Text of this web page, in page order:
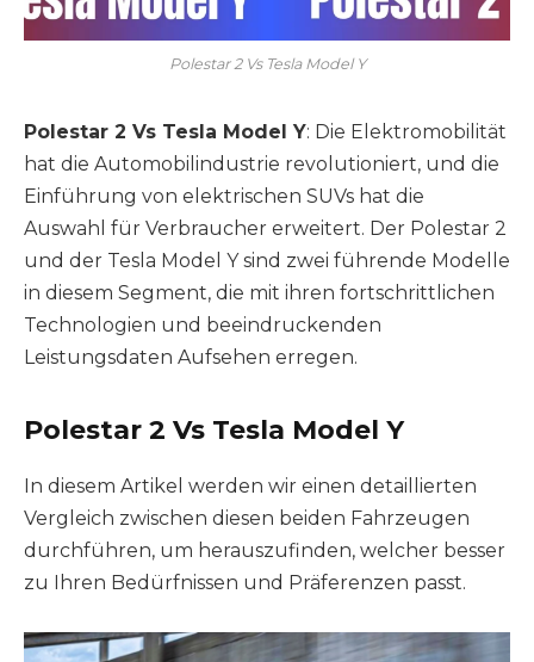
Polestar 2 Vs Tesla Model Y
Polestar 2 Vs Tesla Model Y: Die Elektromobilität
hat die Automobilindustrie revolutioniert, und die
Einführung von elektrischen SUVs hat die
Auswahl für Verbraucher erweitert. Der Polestar 2
und der Tesla Model Y sind zwei führende Modelle
in diesem Segment, die mit ihren fortschrittlichen
Technologien und beeindruckenden
Leistungsdaten Aufsehen erregen.
Polestar 2 Vs Tesla Model Y
In diesem Artikel werden wir einen detaillierten
Vergleich zwischen diesen beiden Fahrzeugen
durchführen, um herauszufinden, welcher besser
zu Ihren Bedürfnissen und Präferenzen passt.